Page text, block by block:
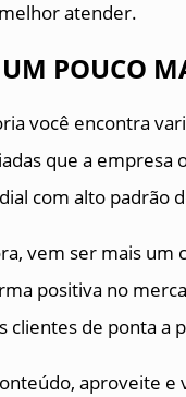
atender.
POUCO
você encontra
que a
com alto padrão
vem ser mais um
positiva no
clientes de ponta a
aproveite